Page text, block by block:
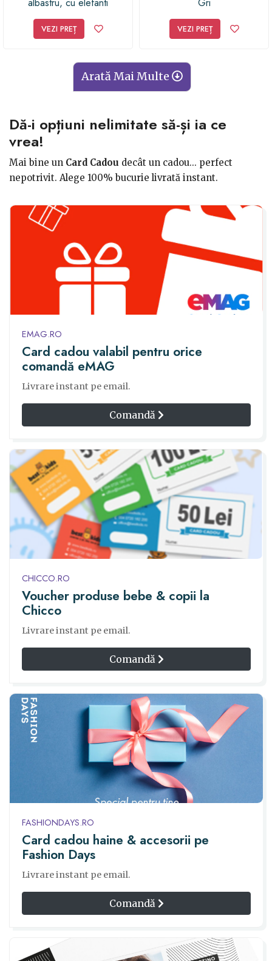
albastru, cu elefanti
VEZI PREȚ
Gri
VEZI PREȚ
Arată Mai Multe
Dă-i opțiuni nelimitate să-și ia ce
vrea!
Mai bine un Card Cadou decât un cadou... perfect
nepotrivit. Alege 100% bucurie livrată instant.
EMAG.RO
Card cadou valabil pentru orice
comandă eMAG
Livrare instant pe email.
Comandă
CHICCO.RO
Voucher produse bebe & copii la
Chicco
Livrare instant pe email.
Comandă
FASHIONDAYS.RO
Card cadou haine & accesorii pe
Fashion Days
Livrare instant pe email.
Comandă